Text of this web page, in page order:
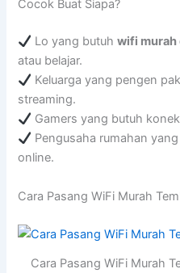
Cocok Buat Siapa?
Lo yang butuhwifi murah
atau belajar.
Keluarga yang pengen
streaming.
Gamers yang butuh
Pengusaha rumahan
online.
Cara Pasang WiFi Murah
Cara Pasang WiFi Murah